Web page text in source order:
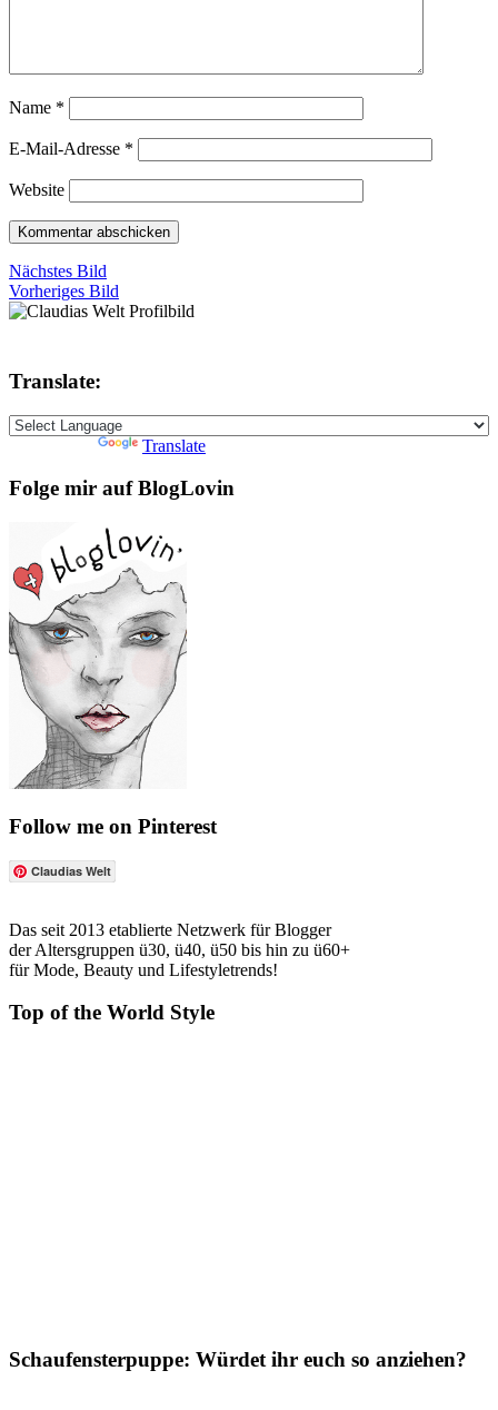
Name *
E-Mail-Adresse *
Website
Nächstes Bild
Vorheriges Bild
Translate:
Translate
Folge mir auf BlogLovin
Follow me on Pinterest
Claudias Welt
Das seit 2013 etablierte Netzwerk für Blogger
der Altersgruppen ü30, ü40, ü50 bis hin zu ü60+
für Mode, Beauty und Lifestyletrends!
Top of the World Style
Schaufensterpuppe: Würdet ihr euch so anziehen?